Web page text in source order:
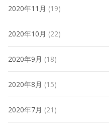
2020年11月 (19)
2020年10月 (22)
2020年9月 (18)
2020年8月 (15)
2020年7月 (21)